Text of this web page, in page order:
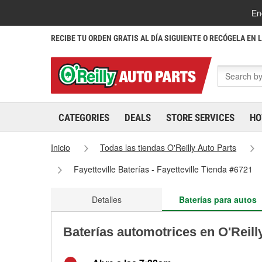
RECIBE TU ORDEN GRATIS AL DÍA SIGUIENTE O RECÓGELA EN
CATEGORIES DEALS STORE SERVICES
Inicio Todas las tiendas O'Reilly Auto Parts
Fayetteville Baterías - Fayetteville Tienda #6721
Detalles Baterías para autos
Baterías automotrices en